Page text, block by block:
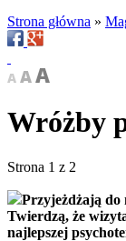
Strona główna »
Wróżby
Strona 1 z 2
Przyjeżdżają do
Twierdzą, że
najlepszej